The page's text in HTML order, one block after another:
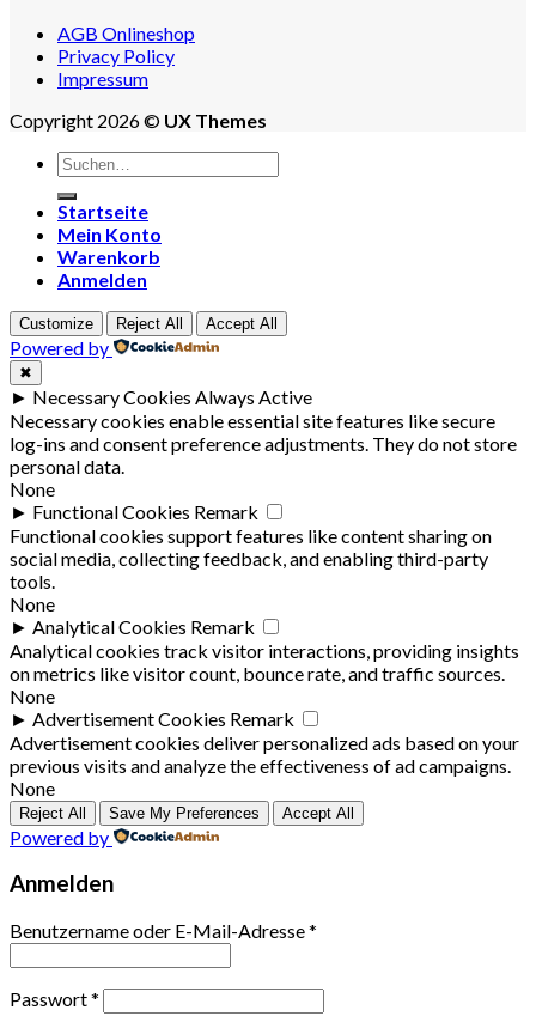
AGB Onlineshop
Privacy Policy
Impressum
Copyright 2026 © UX Themes
Suchen
nach:
Startseite
Mein Konto
Warenkorb
Anmelden
Customize Reject All Accept All
Powered by
✖
► Necessary Cookies Always Active
Necessary cookies enable essential site features like secure
log-ins and consent preference adjustments. They do not store
personal data.
None
► Functional Cookies Remark
Functional cookies support features like content sharing on
social media, collecting feedback, and enabling third-party
tools.
None
► Analytical Cookies Remark
Analytical cookies track visitor interactions, providing insights
on metrics like visitor count, bounce rate, and traffic sources.
None
► Advertisement Cookies Remark
Advertisement cookies deliver personalized ads based on your
previous visits and analyze the effectiveness of ad campaigns.
None
Reject All Save My Preferences Accept All
Powered by
Anmelden
Benutzername oder E-Mail-Adresse*
Passwort*